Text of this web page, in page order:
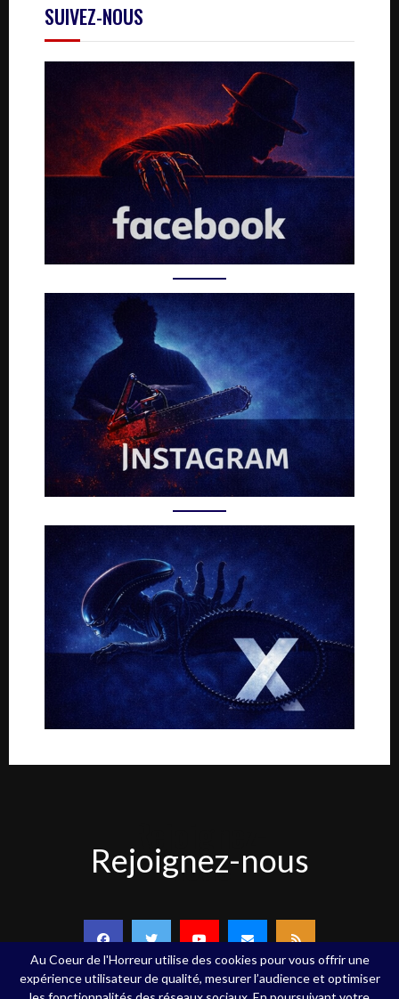
SUIVEZ-NOUS
nous
Rejoignez-nous
Au Coeur de l'Horreur utilise des cookies pour vous offrir une
expérience utilisateur de qualité, mesurer l’audience et optimiser